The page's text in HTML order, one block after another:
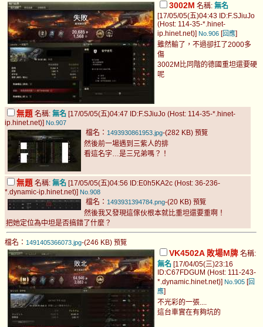
3002M 名稱: 無名
[17/05/05(五)04:43 ID:F.SJiuJo
(Host: 114-35-*.hinet-
ip.hinet.net)] No.906 [ 回應]
雖然輸了，不過卻扛了2000多
傷
3002M比同階的德國重坦還要硬
呢
無題 名稱: 無名 [17/05/05(五)04:47 ID:F.SJiuJo (Host: 114-35-*.hinet-
ip.hinet.net)] No.907
檔名： 1493930861953.jpg-(282 KB) 預覽
然後前一場遇到三紫人的排
看這名字…是三兄弟嗎？！
無題 名稱: 無名 [17/05/05(五)04:56 ID:E0h5KA2c (Host: 36-236-
*.dynamic-ip.hinet.net)] No.908
檔名： 1493931394784.png-(20 KB) 預覽
然後我又發現這傢伙根本就比重坦還要重啊！
把她定位為中坦是否搞錯了什麼？
檔名： 1491405366073.jpg-(246 KB) 預覽
VK4502A 敗場M牌 名稱:
無名 [17/04/05(三)23:16
ID:C67FDGUM (Host: 111-243-
*.dynamic.hinet.net)] No.905 [回
應]
不光彩的一張....
這台車實在有夠坑的